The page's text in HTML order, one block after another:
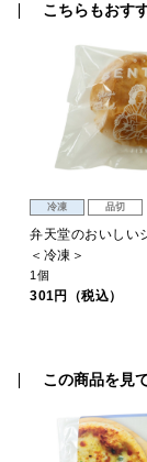
こちらもおす
冷凍 品切
弁天堂のおいしい
＜冷凍＞
1個
301円（税込）
この商品を見